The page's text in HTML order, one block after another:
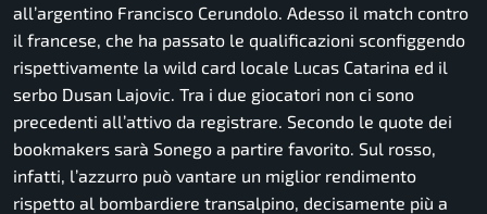
all’argentino Francisco Cerundolo. Adesso il match contro
il francese, che ha passato le qualificazioni sconfiggendo
rispettivamente la wild card locale Lucas Catarina ed il
serbo Dusan Lajovic. Tra i due giocatori non ci sono
precedenti all’attivo da registrare. Secondo le quote dei
bookmakers sarà Sonego a partire favorito. Sul rosso,
infatti, l’azzurro può vantare un miglior rendimento
rispetto al bombardiere transalpino, decisamente più a